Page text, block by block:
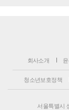
회사소개
청소년보호정책
서울특별시